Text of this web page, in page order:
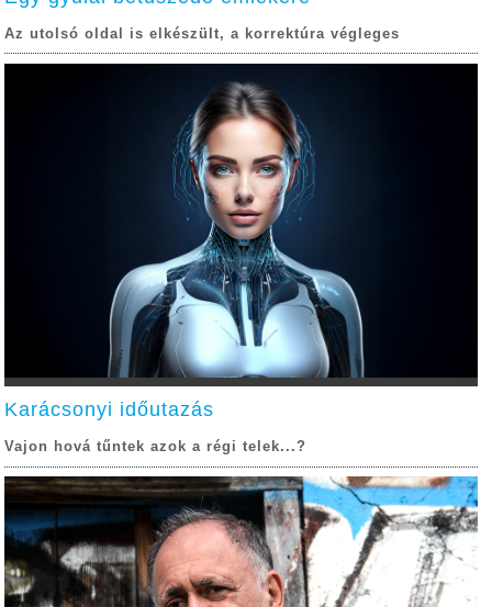
Az utolsó oldal is elkészült, a korrektúra végleges
Karácsonyi időutazás
Vajon hová tűntek azok a régi telek...?